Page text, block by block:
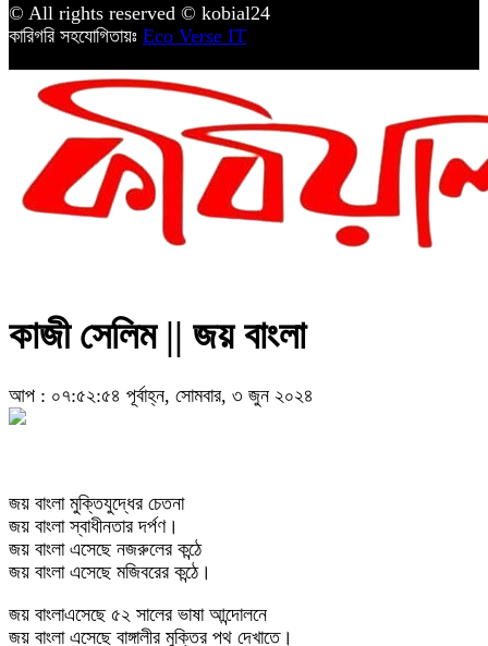
© All rights reserved © kobial24
কারিগরি সহযোগিতায়ঃ Eco Verse IT
কাজী সেলিম || জয় বাংলা
আপ : ০৭:৫২:৫৪ পূর্বাহ্ন, সোমবার, ৩ জুন ২০২৪
জয় বাংলা মুক্তিযুদ্ধের চেতনা
জয় বাংলা স্বাধীনতার দর্পণ।
জয় বাংলা এসেছে নজরুলের কন্ঠে
জয় বাংলা এসেছে মজিবরের কন্ঠে।
জয় বাংলাএসেছে ৫২ সালের ভাষা আন্দোলনে
জয় বাংলা এসেছে বাঙ্গালীর মুক্তির পথ দেখাতে।